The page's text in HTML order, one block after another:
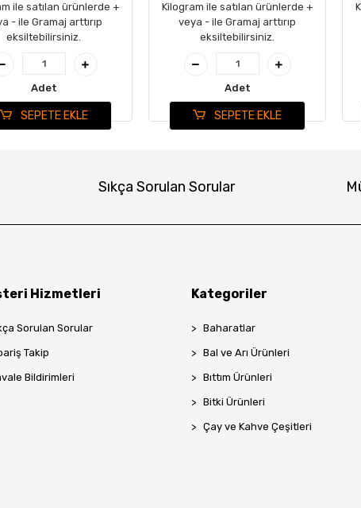
ile satılan ürünlerde +
- ile Gramaj arttırıp
eksiltebilirsiniz.
Adet
SEPETE EKLE
Kilogram ile satılan ürünlerde +
veya - ile Gramaj arttırıp
eksiltebilirsiniz.
Adet
SEPETE EKLE
Sıkça Sorulan Sorular
Hizmetleri
Sorulan Sorular
Takip
Bildirimleri
Kategoriler
Baharatlar
Bal ve Arı Ürünleri
Bıttım Ürünleri
Bitki Ürünleri
Çay ve Kahve Çeşitleri